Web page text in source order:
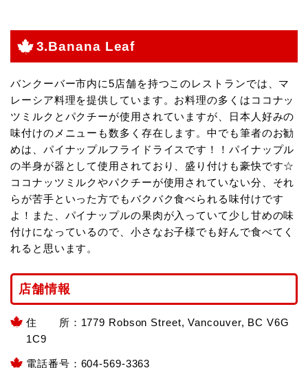
3.Banana Leaf
バンクーバー市内に5店舗を持つこのレストランでは、マ
レーシア料理を提供しています。お料理の多くはココナッ
ツミルクとパクチーが使用されていますが、日本人好みの
味付けのメニューも数多く存在します。中でも筆者のお勧
めは、パイナップルフライドライスです！！パイナップル
の半身が器として使用されており、盛り付けも豪快です☆
ココナッツミルクやパクチーが使用されていない分、それ
らが苦手といった方でもバクバク食べられる味付けです
よ！また、パイナップルの果肉が入っていて少し甘めの味
付けになっているので、小さなお子様でも好んで食べてく
れると思います。
店舗情報
住 所：1779 Robson Street, Vancouver, BC V6G
1C9
電話番号：604-569-3363